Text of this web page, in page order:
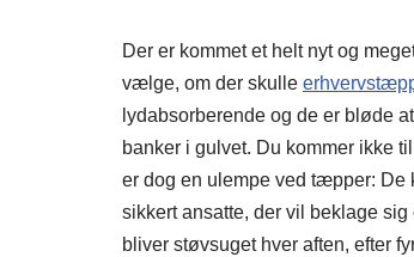
Der er kommet et helt nyt og
vælge, om der skulle
lydabsorberende og de er bløde
banker i gulvet. Du kommer ikke
er dog en ulempe ved tæpper:
sikkert ansatte, der vil beklage
bliver støvsuget hver aften, efter